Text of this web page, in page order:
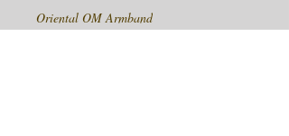
Oriental OM Armband